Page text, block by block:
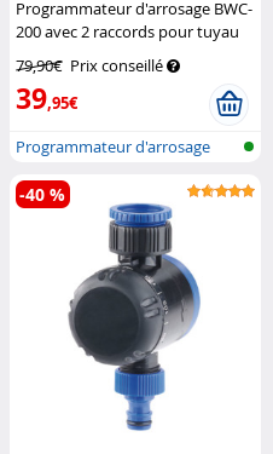
Programmateur d'arrosage BWC-
200 avec 2 raccords pour tuyau
79,90€ Prix conseillé
39,95€
Programmateur d'arrosage
avec conne...
-40 %